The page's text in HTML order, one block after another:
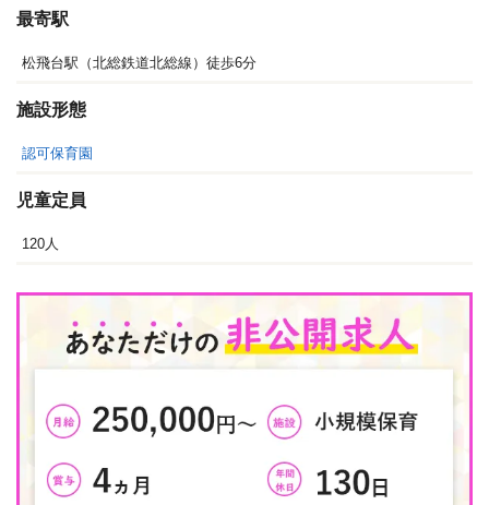
最寄駅
松飛台駅（北総鉄道北総線）徒歩6分
施設形態
認可保育園
児童定員
120人